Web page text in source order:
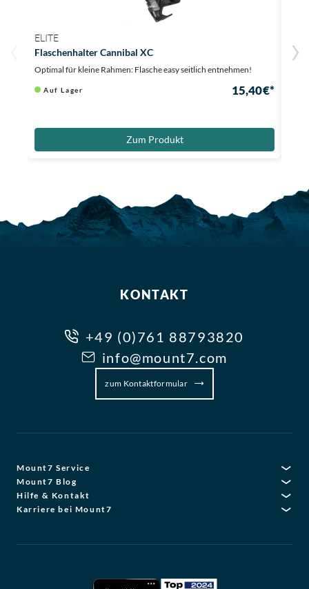
ELITE
Flaschenhalter Cannibal XC
Optimal für kleine Rahmen: Flasche easy seitlich entnehmen!
Auf Lager 15,40 €*
Zum Produkt
KONTAKT
+49 (0)761 88793820
info@mount7.com
zum Kontaktformular
Mount7 Service
Mount7 Blog
Hilfe & Kontakt
Karriere bei Mount7